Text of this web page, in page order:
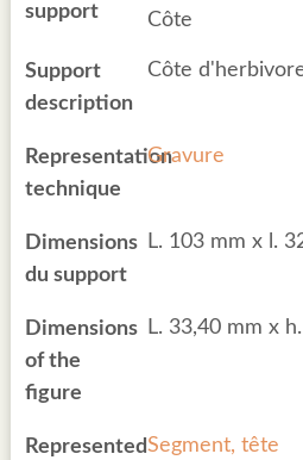
support
Côte
Support
description
Côte
Representation
technique
Gravure
Dimensions
du support
L. 103 mm x l.
Dimensions
of the
figure
L. 33,40 mm x
RepresentedSegment, tête